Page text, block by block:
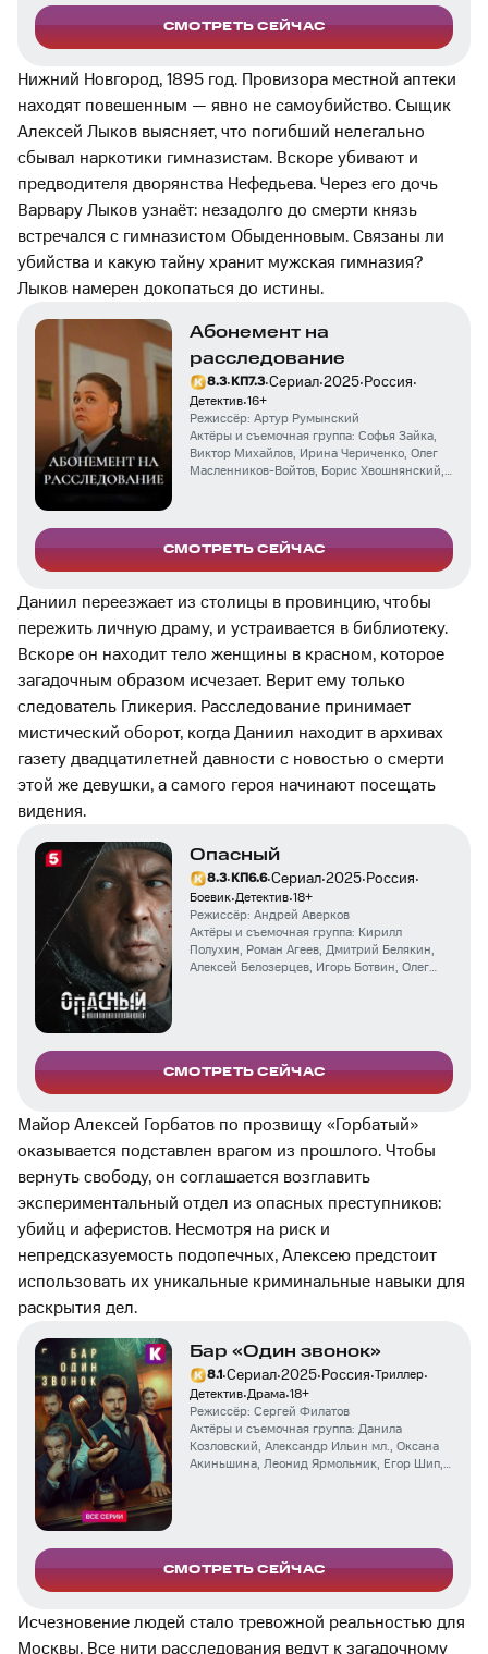
СМОТРЕТЬ СЕЙЧАС
Нижний Новгород, 1895 год. Провизора местной аптеки
находят повешенным — явно не самоубийство. Сыщик
Алексей Лыков выясняет, что погибший нелегально
сбывал наркотики гимназистам. Вскоре убивают и
предводителя дворянства Нефедьева. Через его дочь
Варвару Лыков узнаёт: незадолго до смерти князь
встречался с гимназистом Обыденновым. Связаны ли
убийства и какую тайну хранит мужская гимназия?
Лыков намерен докопаться до истины.
Абонемент на
расследование
8.3·КП7.3·Сериал·2025·Россия·
Детектив·16+
Режиссёр: Артур Румынский
Актёры и съемочная группа: Софья Зайка,
Виктор Михайлов, Ирина Чериченко, Олег
Масленников-Войтов, Борис Хвошнянский,
СМОТРЕТЬ СЕЙЧАС
Даниил переезжает из столицы в провинцию, чтобы
пережить личную драму, и устраивается в библиотеку.
Вскоре он находит тело женщины в красном, которое
загадочным образом исчезает. Верит ему только
следователь Гликерия. Расследование принимает
мистический оборот, когда Даниил находит в архивах
газету двадцатилетней давности с новостью о смерти
этой же девушки, а самого героя начинают посещать
видения.
Опасный
8.3·КП6.6·Сериал·2025·Россия·
Боевик·Детектив·18+
Режиссёр: Андрей Аверков
Актёры и съемочная группа: Кирилл
Полухин, Роман Агеев, Дмитрий Белякин,
Алексей Белозерцев, Игорь Ботвин, Олег
СМОТРЕТЬ СЕЙЧАС
Майор Алексей Горбатов по прозвищу «Горбатый»
оказывается подставлен врагом из прошлого. Чтобы
вернуть свободу, он соглашается возглавить
экспериментальный отдел из опасных преступников:
убийц и аферистов. Несмотря на риск и
непредсказуемость подопечных, Алексею предстоит
использовать их уникальные криминальные навыки для
раскрытия дел.
Бар «Один звонок»
8.1·Сериал·2025·Россия·Триллер·
Детектив·Драма·18+
Режиссёр: Сергей Филатов
Актёры и съемочная группа: Данила
Козловский, Александр Ильин мл., Оксана
Акиньшина, Леонид Ярмольник, Егор Шип,
Морозова,Серафима Гощанская
СМОТРЕТЬ СЕЙЧАС
Исчезновение людей стало тревожной реальностью для
Москвы. Все нити расследования ведут к загадочному